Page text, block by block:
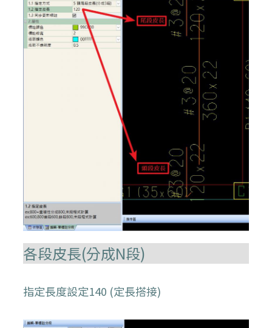
各段皮長(分成N段)
指定長度設定140 (定長搭接)